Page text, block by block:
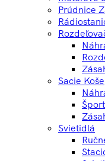
Prúdnice
Sacie Koše
Svietidlá